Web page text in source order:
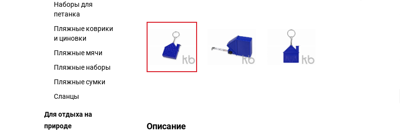
Наборы для
петанка
Пляжные коврики
и циновки
Пляжные мячи
Пляжные наборы
Пляжные сумки
Сланцы
Для отдыха на
природе
Описание